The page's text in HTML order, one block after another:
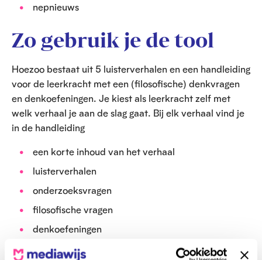
nepnieuws
Zo gebruik je de tool
Hoezoo bestaat uit 5 luisterverhalen en een handleiding
voor de leerkracht met een (filosofische) denkvragen
en denkoefeningen. Je kiest als leerkracht zelf met
welk verhaal je aan de slag gaat. Bij elk verhaal vind je
in de handleiding
een korte inhoud van het verhaal
luisterverhalen
onderzoeksvragen
filosofische vragen
denkoefeningen
Duur: De verhalen duren telkens 5 tot 7 minuten. Je